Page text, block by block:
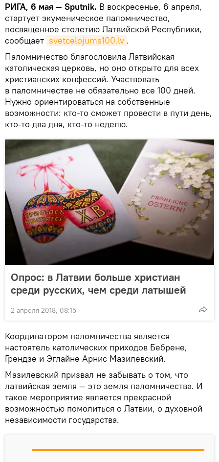
РИГА, 6 мая — Sputnik. В воскресенье, 6 апреля,
стартует экуменическое паломничество,
посвященное столетию Латвийской Республики,
сообщает svetcelojums100.lv .
Паломничество благословила Латвийская
католическая церковь, но оно открыто для всех
христианских конфессий. Участвовать
в паломничестве не обязательно все 100 дней.
Нужно ориентироваться на собственные
возможности: кто-то сможет провести в пути день,
кто-то два дня, кто-то неделю.
Опрос: в Латвии больше христиан
среди русских, чем среди латышей
2 апреля 2018, 08:15
Координатором паломничества является
настоятель католических приходов Бебрене,
Грендзе и Эглайне Арнис Мазилевский.
Мазилевский призвал не забывать о том, что
латвийская земля — это земля паломничества. И
такое мероприятие является прекрасной
возможностью помолиться о Латвии, о духовной
независимости государства.